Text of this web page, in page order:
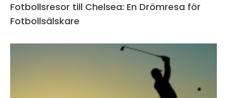
Fotbollsresor till Chelsea: En Drömresa för
Fotbollsälskare